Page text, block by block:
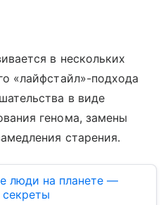
в нескольких
«лайфстайл»-подхода
в виде
генома, замены
старения.
люди на планете ―